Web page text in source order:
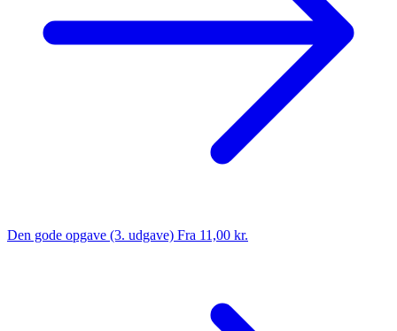
Den gode opgave (3. udgave) Fra 11,00 kr.